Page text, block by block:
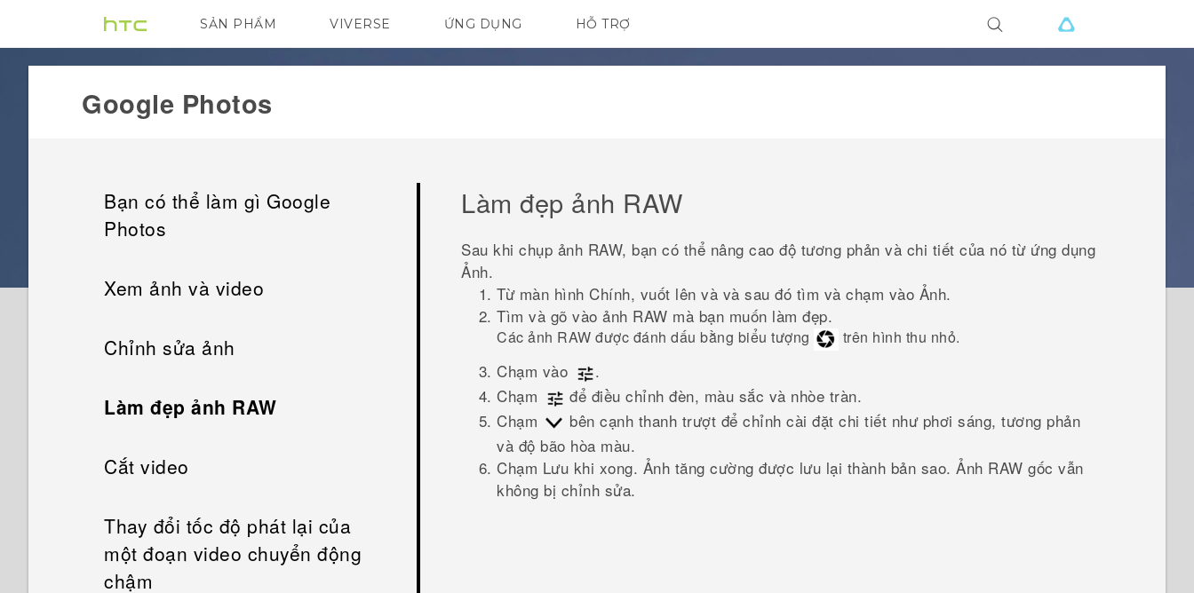
SẢN PHẨM
VIVE G REIGNS ĐIỆN THOẠI THÔNG MINH
VIVERSE ỨNG DỤNG HỖ TRỢ
Google Photos
Bạn có thể làm gì Google
Photos
Xem ảnh và video
Chỉnh sửa ảnh
Làm đẹp ảnh RAW
Cắt video
Thay đổi tốc độ phát lại của
một đoạn video chuyển động
chậm
Làm đẹp ảnh RAW
Sau khi chụp ảnh RAW, bạn có thể nâng cao độ tương phản và chi tiết của nó từ ứng dụng
Ảnh.
Từ màn hình Chính, vuốt lên và và sau đó tìm và chạm vào Ảnh.
Tìm và gõ vào ảnh RAW mà bạn muốn làm đẹp.
Các ảnh RAW được đánh dấu bằng biểu tượng trên hình thu nhỏ.
Chạm vào
.
Chạm
để điều chỉnh đèn, màu sắc và nhòe tràn.
Chạm
bên cạnh thanh trượt để chỉnh cài đặt chi tiết như phơi sáng, tương phản
và độ bão hòa màu.
Chạm Lưu khi xong. Ảnh tăng cường được lưu lại thành bản sao. Ảnh RAW gốc vẫn
không bị chỉnh sửa.